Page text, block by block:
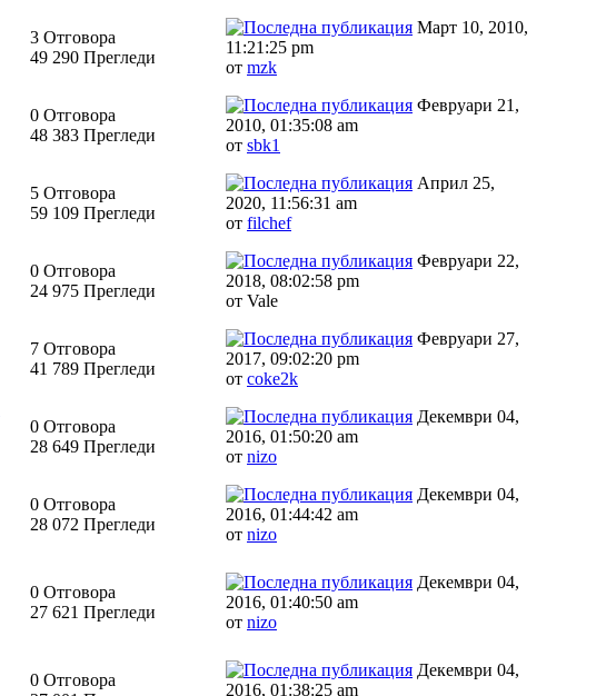
3 Отговора
49 290 Прегледи
Март 10, 2010,
11:21:25 pm
от mzk
0 Отговора
48 383 Прегледи
Февруари 21,
2010, 01:35:08 am
от sbk1
5 Отговора
59 109 Прегледи
Април 25,
2020, 11:56:31 am
от filchef
0 Отговора
24 975 Прегледи
Февруари 22,
2018, 08:02:58 pm
от Vale
7 Отговора
41 789 Прегледи
Февруари 27,
2017, 09:02:20 pm
от coke2k
0 Отговора
28 649 Прегледи
Декември 04,
2016, 01:50:20 am
от nizo
0 Отговора
28 072 Прегледи
Декември 04,
2016, 01:44:42 am
от nizo
0 Отговора
27 621 Прегледи
Декември 04,
2016, 01:40:50 am
от nizo
0 Отговора
Декември 04,
2016, 01:38:25 am